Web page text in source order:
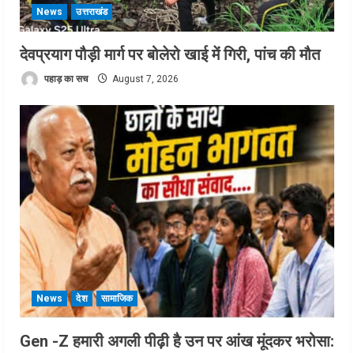
News उत्तराखंड
देवप्रयाग पौड़ी मार्ग पर बोलेरो खाई में गिरी, पांच की मौत
पहाड़ का सच August 7, 2026
News देश सामाजिक
Gen -Z हमारी अगली पीढ़ी है उन पर आंख मूंदकर भरोसा: